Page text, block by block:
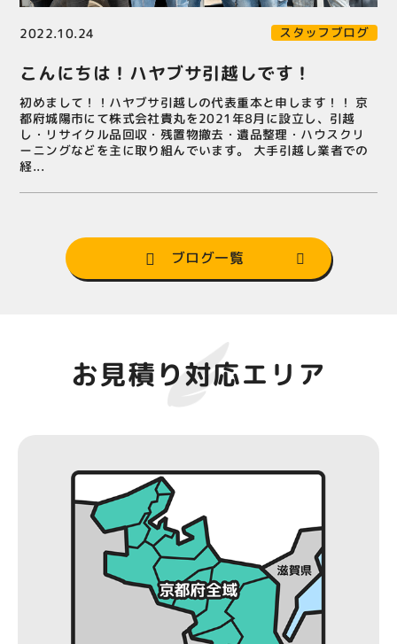
2022.10.24 スタッフブログ
こんにちは！ハヤブサ引越しです！
初めまして！！ハヤブサ引越しの代表重本と申します！！ 京
都府城陽市にて株式会社貴丸を2021年8月に設立し、引越
し・リサイクル品回収・残置物撤去・遺品整理・ハウスクリ
ーニングなどを主に取り組んでいます。 大手引越し業者での
経...
ブログ一覧
お見積り対応エリア